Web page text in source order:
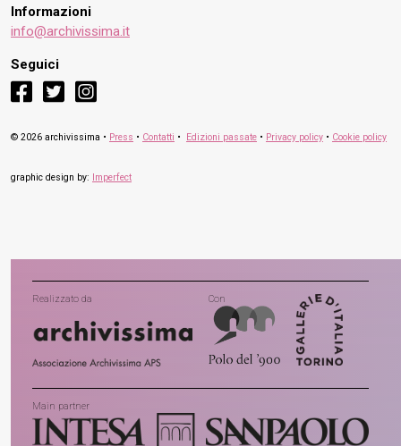
Informazioni
info@archivissima.it
Seguici
© 2026 archivissima • Press • Contatti • Edizioni passate • Privacy policy • Cookie policy
graphic design by: Imperfect
Realizzato da Con
Main partner